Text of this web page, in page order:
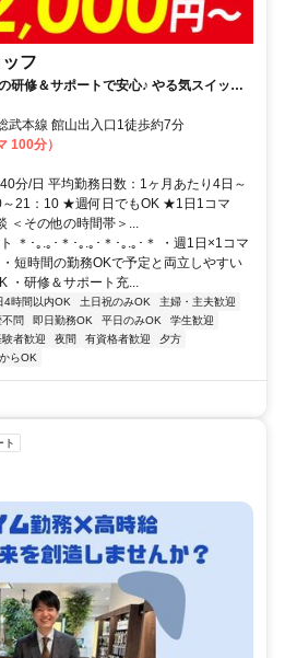
フ
研修＆サポートで安心♪ やる気スイッチ
の個別指導！
武本線 館山出入口1徒歩約7分
100分）
分/日 平均勤務日数：1ヶ月あたり4日～
～21：10 ★週何日でもOK ★1日1コマ
＜その他の時間帯＞...
＊･｡.｡･＊･｡.｡･＊･｡.｡･＊ ・週1日×1コマ
短時間の勤務OKで予定と両立しやすい
・研修＆サポート充...
4時間以内OK 土日祝のみOK
主婦・主夫歓迎
問 即日勤務OK 平日のみOK
学生歓迎
験者歓迎 夜間 有資格者歓迎
夕方
らOK
ト